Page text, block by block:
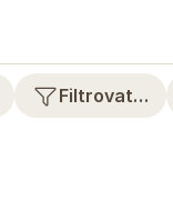
Filtrovat…